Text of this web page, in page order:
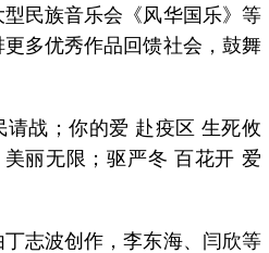
民族音乐会《风华国乐》等
多优秀作品回馈社会，鼓舞
战；你的爱 赴疫区 生死攸
丽无限；驱严冬 百花开 爱
志波创作，李东海、闫欣等